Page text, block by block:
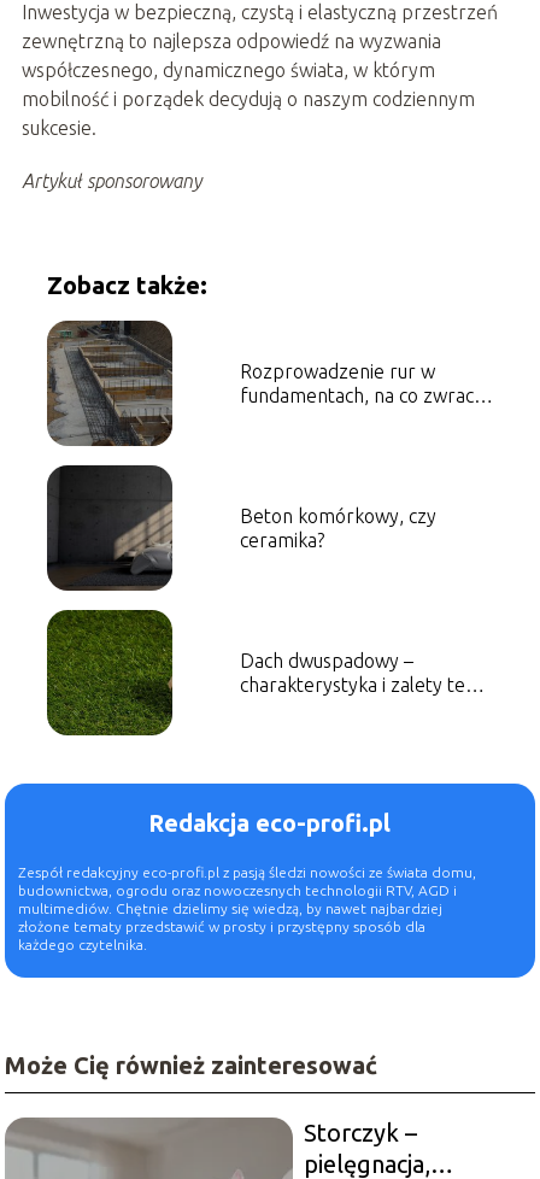
Inwestycja w bezpieczną, czystą i elastyczną przestrzeń
zewnętrzną to najlepsza odpowiedź na wyzwania
współczesnego, dynamicznego świata, w którym
mobilność i porządek decydują o naszym codziennym
sukcesie.
Artykuł sponsorowany
Zobacz także:
Rozprowadzenie rur w
fundamentach, na co zwracać
Beton komórkowy, czy
ceramika?
Dach dwuspadowy –
charakterystyka i zalety tego
Redakcja eco-profi.pl
Zespół redakcyjny eco-profi.pl z pasją śledzi nowości ze świata domu,
budownictwa, ogrodu oraz nowoczesnych technologii RTV, AGD i
multimediów. Chętnie dzielimy się wiedzą, by nawet najbardziej
złożone tematy przedstawić w prosty i przystępny sposób dla
każdego czytelnika.
Może Cię również zainteresować
Storczyk –
pielęgnacja,